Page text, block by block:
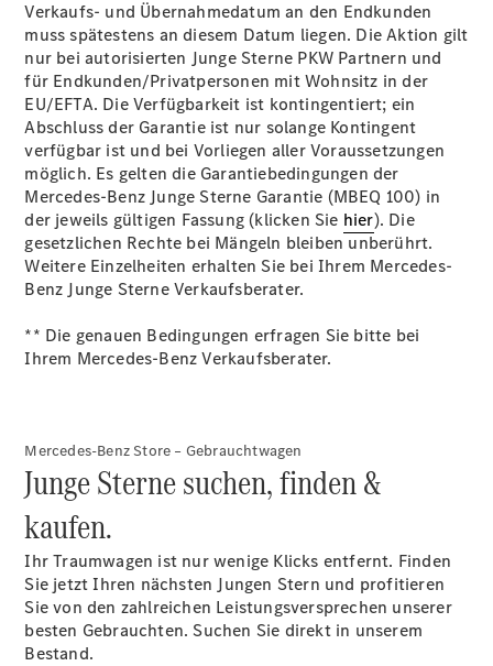
Übersicht
140 Jahre
Innovation
Mercedes-
Benz
Store
Neuwagenangebote
Leasing
Privatkunden
Privatkunden
Finanzierung
Gewerbekunden
Angebote
V-Klasse
V-Klasse
Marco Polo
Verkaufs- und Übernahmedatum an den Endkunden
muss spätestens an diesem Datum liegen. Die Aktion gilt
nur bei autorisierten Junge Sterne PKW Partnern und
für Endkunden/Privatpersonen mit Wohnsitz in der
EU/EFTA. Die Verfügbarkeit ist kontingentiert; ein
Abschluss der Garantie ist nur solange Kontingent
verfügbar ist und bei Vorliegen aller Voraussetzungen
möglich. Es gelten die Garantiebedingungen der
Mercedes-Benz Junge Sterne Garantie (MBEQ 100) in
der jeweils gültigen Fassung (klicken Sie hier). Die
gesetzlichen Rechte bei Mängeln bleiben unberührt.
Weitere Einzelheiten erhalten Sie bei Ihrem Mercedes-
Benz Junge Sterne Verkaufsberater.
** Die genauen Bedingungen erfragen Sie bitte bei
Ihrem Mercedes-Benz Verkaufsberater.
Mercedes-Benz Store – Gebrauchtwagen
Junge Sterne suchen, finden &
kaufen.
Ihr Traumwagen ist nur wenige Klicks entfernt. Finden
Sie jetzt Ihren nächsten Jungen Stern und profitieren
Sie von den zahlreichen Leistungsversprechen unserer
besten Gebrauchten. Suchen Sie direkt in unserem
Bestand.